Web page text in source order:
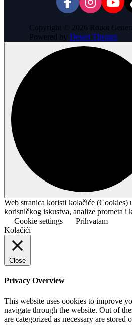
Copyright © 2026 Robot
Powered by Desert Themes
Web stranica koristi kolačiće (Cookies)
korisničkog iskustva, analize prometa i
Cookie settings
Prihvatam
Kolačići
Close
Privacy Overview
This website uses cookies to improve
navigate through the website. Out of
are categorized as necessary are stored